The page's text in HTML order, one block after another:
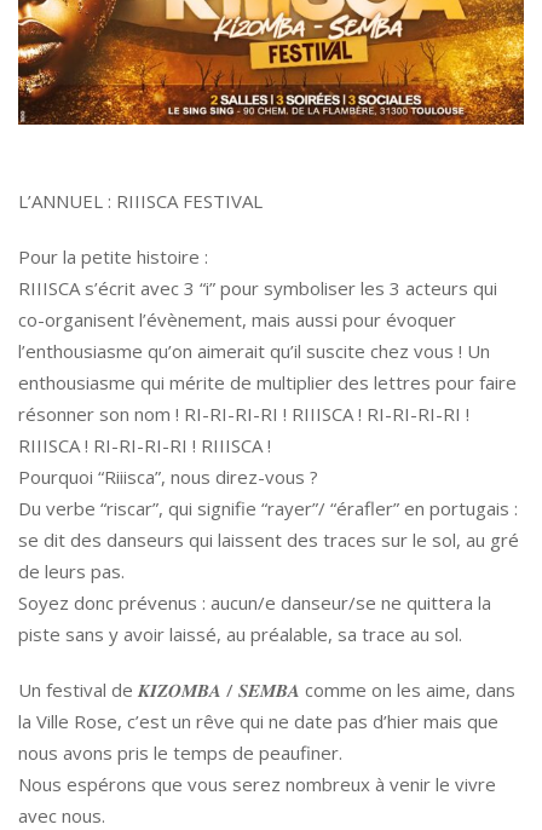
L’ANNUEL : RIIISCA FESTIVAL
Pour la petite histoire :
RIIISCA s’écrit avec 3 “i” pour symboliser les 3 acteurs qui
co-organisent l’évènement, mais aussi pour évoquer
l’enthousiasme qu’on aimerait qu’il suscite chez vous ! Un
enthousiasme qui mérite de multiplier des lettres pour faire
résonner son nom ! RI-RI-RI-RI ! RIIISCA ! RI-RI-RI-RI !
RIIISCA ! RI-RI-RI-RI ! RIIISCA !
Pourquoi “Riiisca”, nous direz-vous ?
Du verbe “riscar”, qui signifie “rayer”/ “érafler” en portugais :
se dit des danseurs qui laissent des traces sur le sol, au gré
de leurs pas.
Soyez donc prévenus : aucun/e danseur/se ne quittera la
piste sans y avoir laissé, au préalable, sa trace au sol.
Un festival de 𝑲𝑰𝒁𝑶𝑴𝑩𝑨 / 𝑺𝑬𝑴𝑩𝑨 comme on les aime, dans
la Ville Rose, c’est un rêve qui ne date pas d’hier mais que
nous avons pris le temps de peaufiner.
Nous espérons que vous serez nombreux à venir le vivre
avec nous.